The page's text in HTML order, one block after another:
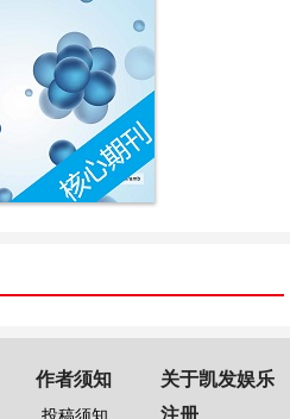
作者须知
关于凯发娱乐